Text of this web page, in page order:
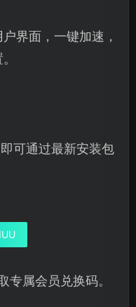
界面，一键加速，
可通过最新安装包
专属会员兑换码。